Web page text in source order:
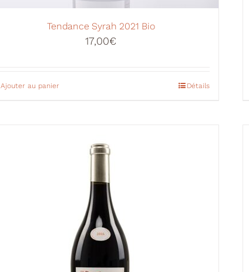
Tendance Syrah 2021 Bio
17,00€
Ajouter au panier Détails